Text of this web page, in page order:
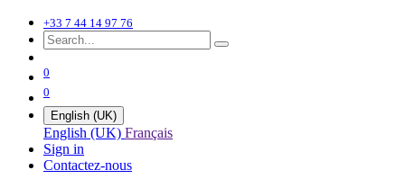
+33 7 44 14 97 76
0
0
English (UK)
English (UK) Français
Sign in
Contactez-nous